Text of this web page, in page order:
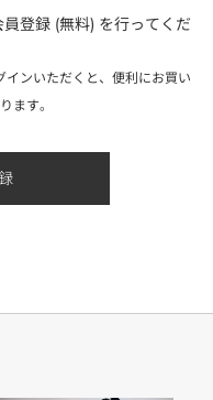
登録 (無料) を行ってくだ
ンいただくと、便利にお買い
ます。